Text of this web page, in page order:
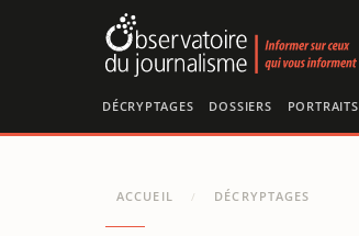
DÉCRYPTAGES DOSSIERS PORTRAITS
ACCUEIL / DÉCRYPTAGES
Panneau de gestion des cookies